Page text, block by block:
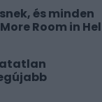
és minden
Room in